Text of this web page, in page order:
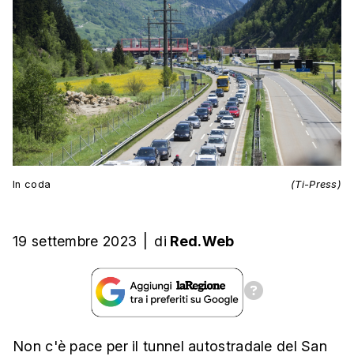
In coda (Ti-Press)
19 settembre 2023 di Red.Web
Non c'è pace per il tunnel autostradale del San